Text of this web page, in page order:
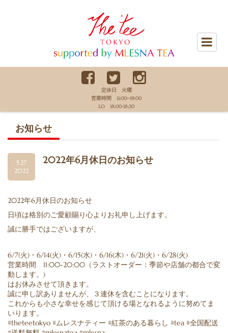
The Tee Tokyo supported by
MLESNA TEA
定休日 火曜
営業時間 11:00−19:00
LO 18:00-18:30
お知らせ
5.27
2022
2022年6月休日のお知らせ
2022年6月休日のお知らせ
日頃は格別のご愛顧賜り心よりお礼申し上げます。
誠に勝手ではございますが、
6/7(火)・6/14(火)・6/15(水)・6/16(木)・6/21(火)・6/28(火)
営業時間 11:00-20:00（ラストオーダー：季節や店舗の都合で変
動します。)
はお休みさせて頂きます。
誠に申し訳ありませんが、３連休を含むことになります。
これからも小さな幸せを感じて頂ける場となれるように努めてま
いります。
#theteetokyo #ムレスナティー #紅茶のある暮らし #tea #全国配送